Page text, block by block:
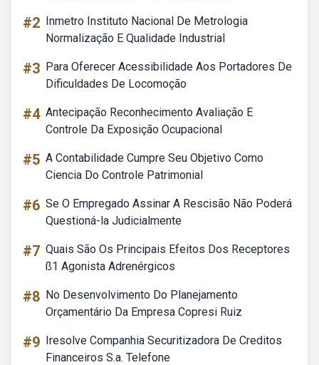
#2 Inmetro Instituto Nacional De Metrologia
Normalização E Qualidade Industrial
#3 Para Oferecer Acessibilidade Aos Portadores De
Dificuldades De Locomoção
#4 Antecipação Reconhecimento Avaliação E
Controle Da Exposição Ocupacional
#5 A Contabilidade Cumpre Seu Objetivo Como
Ciencia Do Controle Patrimonial
#6 Se O Empregado Assinar A Rescisão Não Poderá
Questioná-la Judicialmente
#7 Quais São Os Principais Efeitos Dos Receptores
ß1 Agonista Adrenérgicos
#8 No Desenvolvimento Do Planejamento
Orçamentário Da Empresa Copresi Ruiz
#9 Iresolve Companhia Securitizadora De Creditos
Financeiros S.a. Telefone